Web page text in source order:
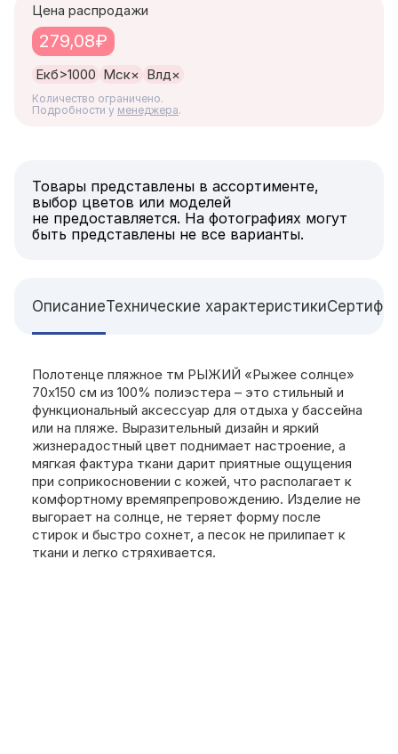
Цена распродажи
Количество ограничено.
Подробности у менеджера.
Екб>1000 Мск× Влд×
279,08₽
Товары представлены в ассортименте,
выбор цветов или моделей
не предоставляется. На фотографиях могут
быть представлены не все варианты.
ОписаниеТехнические характеристики
Полотенце пляжное тм РЫЖИЙ «Рыжее солнце»
70х150 см из 100% полиэстера – это стильный и
функциональный аксессуар для отдыха у бассейна
или на пляже. Выразительный дизайн и яркий
жизнерадостный цвет поднимает настроение, а
мягкая фактура ткани дарит приятные ощущения
при соприкосновении с кожей, что располагает к
комфортному времяпрепровождению. Изделие не
выгорает на солнце, не теряет форму после
стирок и быстро сохнет, а песок не прилипает к
ткани и легко стряхивается.